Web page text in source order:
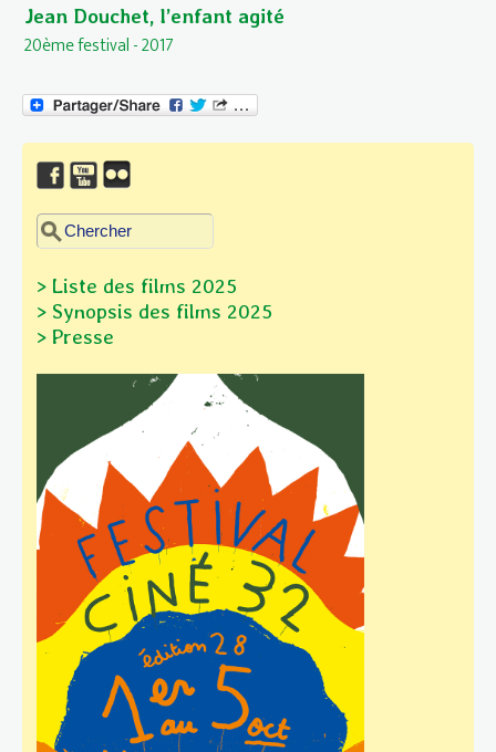
Jean Douchet, l’enfant agité
20ème festival - 2017
Formulaire de recherche
Chercher dans ce site
> Liste des films 2025
> Synopsis des films 2025
> Presse